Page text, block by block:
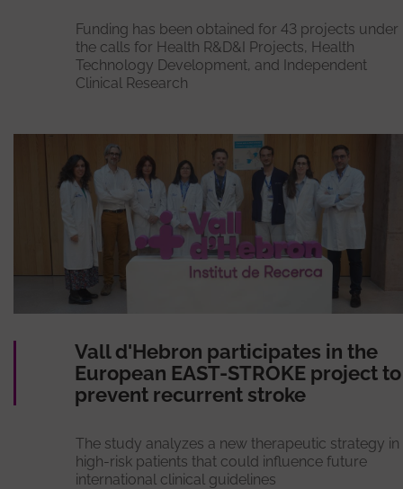
Funding has been obtained for 43 projects under
the calls for Health R&D&I Projects, Health
Technology Development, and Independent
Clinical Research
Vall d'Hebron participates in the
European EAST-STROKE project to
prevent recurrent stroke
The study analyzes a new therapeutic strategy in
high-risk patients that could influence future
international clinical guidelines